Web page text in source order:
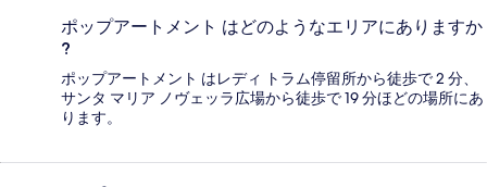
ポップアートメント はどのようなエリアにありますか
?
ポップアートメント はレディ トラム停留所から徒歩で 2 分、
サンタ マリア ノヴェッラ広場から徒歩で 19 分ほどの場所にあ
ります。